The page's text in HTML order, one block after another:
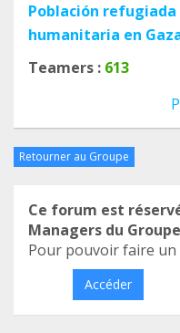
Población refugiada
humanitaria en
Teamers : 613
Retourner au Groupe
Ce forum est
Managers du
Pour pouvoir faire un
Accéder